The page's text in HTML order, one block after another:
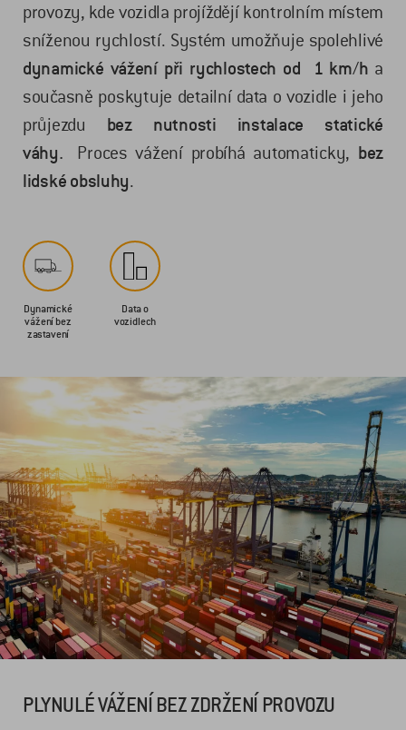
provozy, kde vozidla projíždějí kontrolním místem
sníženou rychlostí. Systém umožňuje spolehlivé
dynamické vážení při rychlostech od
1 km/h a
současně poskytuje detailní data o vozidle i jeho
průjezdu bez nutnosti instalace statické
váhy. Proces vážení probíhá automaticky, bez
lidské obsluhy.
Dynamické
vážení bez
zastavení
Data o
vozidlech
PLYNULÉ VÁŽENÍ BEZ ZDRŽENÍ PROVOZU